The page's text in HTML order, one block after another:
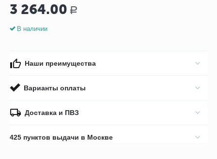
3 264.00 Р
В наличии
Наши преимущества
Варианты оплаты
Доставка и ПВЗ
425 пунктов выдачи в Москве